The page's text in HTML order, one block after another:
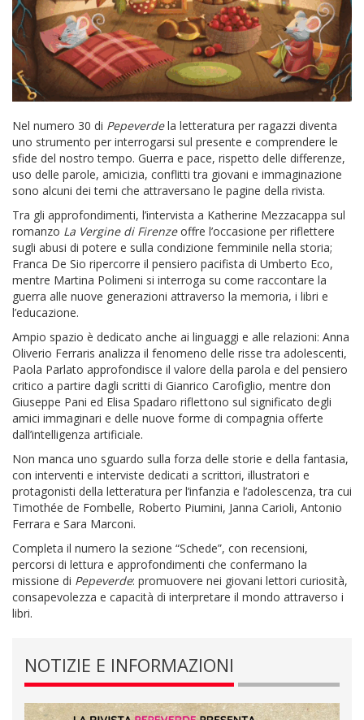
Nel numero 30 di Pepeverdela letteratura per ragazzi diventa
uno strumento per interrogarsi sul presente e comprendere le
sfide del nostro tempo. Guerra e pace, rispetto delle differenze,
uso delle parole, amicizia, conflitti tra giovani e immaginazione
sono alcuni dei temi che attraversano le pagine della rivista.
Tra gli approfondimenti, l’intervista a Katherine Mezzacappa sul
romanzo La Vergine di Firenzeoffre l’occasione per riflettere
sugli abusi di potere e sulla condizione femminile nella storia;
Franca De Sio ripercorre il pensiero pacifista di Umberto Eco,
mentre Martina Polimeni si interroga su come raccontare la
guerra alle nuove generazioni attraverso la memoria, i libri e
l’educazione.
Ampio spazio è dedicato anche ai linguaggi e alle relazioni: Anna
Oliverio Ferraris analizza il fenomeno delle risse tra adolescenti,
Paola Parlato approfondisce il valore della parola e del pensiero
critico a partire dagli scritti di Gianrico Carofiglio, mentre don
Giuseppe Pani ed Elisa Spadaro riflettono sul significato degli
amici immaginari e delle nuove forme di compagnia offerte
dall’intelligenza artificiale.
Non manca uno sguardo sulla forza delle storie e della fantasia,
con interventi e interviste dedicati a scrittori, illustratori e
protagonisti della letteratura per l’infanzia e l’adolescenza, tra cui
Timothée de Fombelle, Roberto Piumini, Janna Carioli, Antonio
Ferrara e Sara Marconi.
Completa il numero la sezione “Schede”, con recensioni,
percorsi di lettura e approfondimenti che confermano la
missione di Pepeverde: promuovere nei giovani lettori curiosità,
consapevolezza e capacità di interpretare il mondo attraverso i
libri.
NOTIZIE E INFORMAZIONI